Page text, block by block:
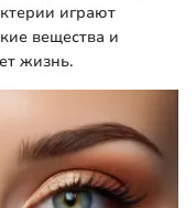
играют
вещества и
жизнь.